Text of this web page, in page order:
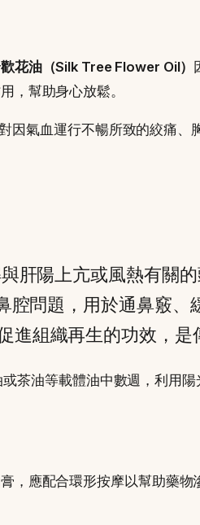
花油（Silk Tree Flower Oil）
，幫助身心放鬆。
因氣血運行不暢所致的絞痛
肝陽上亢或風熱有關
腔問題，用於通鼻竅、
進組織再生的功效，
茶油等載體油中數週，利用
應配合環形按摩以幫助藥